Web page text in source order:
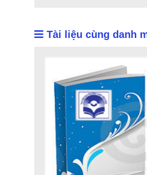
Tài liệu cùng danh